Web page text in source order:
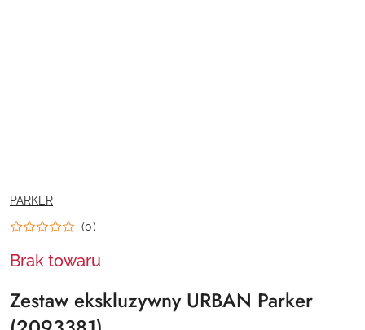
NAZWA
PRODUCENTA:
PARKER
(0)
Brak towaru
Zestaw ekskluzywny URBAN Parker